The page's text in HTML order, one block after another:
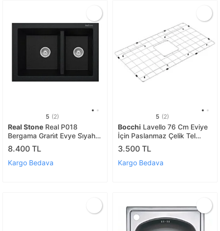
5 (2)
Real Stone Real P018
Bergama Grani̇t Evye Si̇yah
66.5 X 45.5 Cm Tezgah
Üstü-altı
8.400 TL
Kargo Bedava
5 (2)
Bocchi Lavello 76 Cm Eviye
İçin Paslanmaz Çelik Tel
2300-0015
3.500 TL
Kargo Bedava